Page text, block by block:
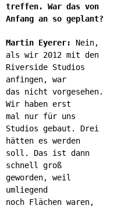
treffen. War das von
Anfang an so geplant?
Martin Eyerer: Nein,
als wir 2012 mit den
Riverside Studios
anfingen, war
das nicht vorgesehen.
Wir haben erst
mal nur für uns
Studios gebaut. Drei
hätten es werden
soll. Das ist dann
schnell groß
geworden, weil
umliegend
noch Flächen waren,